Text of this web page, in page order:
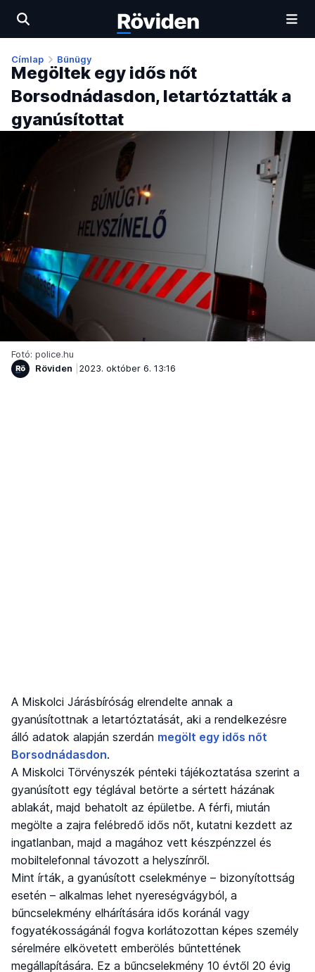
Címlap Bűnügy
Megöltek egy idős nőt
Borsodnádasdon, letartóztatták a
gyanúsítottat
Fotó: police.hu
Röviden
2023. október 6. 13:16
A Miskolci Járásbíróság elrendelte annak a
gyanúsítottnak a letartóztatását, aki a rendelkezésre
álló adatok alapján szerdán megölt egy idős nőt
Borsodnádasdon.
A Miskolci Törvényszék pénteki tájékoztatása szerint a
gyanúsított egy téglával betörte a sértett házának
ablakát, majd behatolt az épületbe. A férfi, miután
megölte a zajra felébredő idős nőt, kutatni kezdett az
ingatlanban, majd a magához vett készpénzzel és
mobiltelefonnal távozott a helyszínről.
Mint írták, a gyanúsított cselekménye – bizonyítottság
esetén – alkalmas lehet nyereségvágyból, a
bűncselekmény elhárítására idős koránál vagy
fogyatékosságánál fogva korlátozottan képes személy
sérelmére elkövetett emberölés bűntettének
megállapítására. Ez a bűncselekmény 10 évtől 20 évig